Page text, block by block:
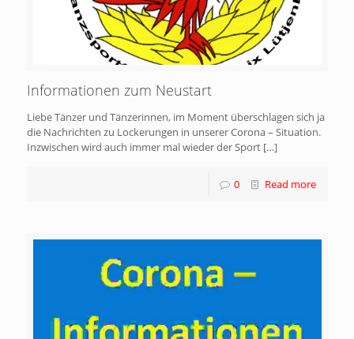
Informationen zum Neustart
Liebe Tänzer und Tänzerinnen, im Moment überschlagen sich ja
die Nachrichten zu Lockerungen in unserer Corona – Situation.
Inzwischen wird auch immer mal wieder der Sport[…]
0 Read more